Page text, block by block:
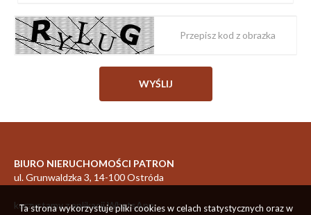
BIURO NIERUCHOMOŚCI PATRON
ul. Grunwaldzka 3, 14-100 Ostróda
korzystamy z aplikacji WhatsApp
Ta strona wykorzystuje pliki cookies w celach statystycznych oraz w